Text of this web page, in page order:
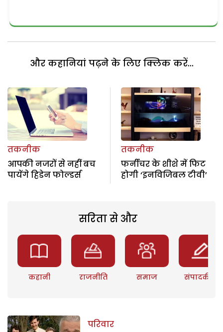
और कहानियां पढ़ने के लिए क्लिक करें...
तकनीक
आपकी नजरों से नहीं बच
पायेंगे हिडेन फोल्डर्स
तकनीक
फर्नीचर के शीशे में फिट
होगी ‘इनविजिबल टीवी’
सरिता से और
कहानी राजनीति समाज संपादकीय
परिवार